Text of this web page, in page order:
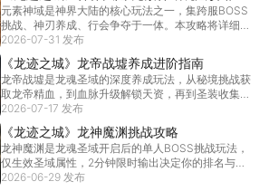
元素神域是神界大陆的核心玩法之一，集跨服BOSS
挑战、神刃养成、行会争夺于一体。本攻略将详细解
析神狱... [详情]
2026-07-31 发布
《龙迹之城》龙帝战墟养成进阶指南
龙帝战墟是龙魂圣域的深度养成玩法，从秘境挑战获
取龙帝精血，到血脉升级解锁天资，再到圣装收集突
破层数—... [详情]
2026-07-17 发布
《龙迹之城》龙神魔渊挑战攻略
龙神魔渊是龙魂圣域开启后的单人BOSS挑战玩法，
仅生效圣域属性，2分钟限时输出决定你的排名与奖
励。了... [详情]
2026-06-29 发布